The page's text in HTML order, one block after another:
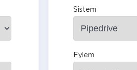
Sistem
Eylem